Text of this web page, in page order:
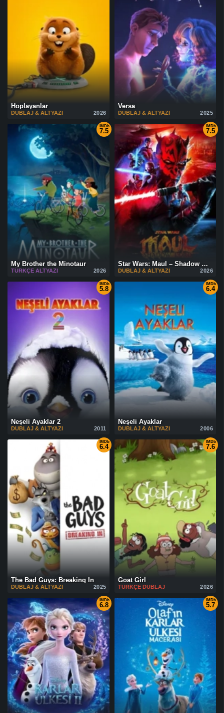
Hoplayanlar
2026
DUBLAJ & ALTYAZI
Versa
2025
DUBLAJ & ALTYAZI
IMDb
7.5
My Brother the Minotaur
2026
TÜRKÇE ALTYAZI
IMDb
7.5
Star Wars: Maul – Shadow Lord
2026
DUBLAJ & ALTYAZI
IMDb
5.8
Neşeli Ayaklar 2
2011
DUBLAJ & ALTYAZI
IMDb
6.4
Neşeli Ayaklar
2006
DUBLAJ & ALTYAZI
IMDb
6.4
The Bad Guys: Breaking In
2025
DUBLAJ & ALTYAZI
IMDb
7.6
Goat Girl
2026
TÜRKÇE DUBLAJ
IMDb
6.8
IMDb
5.7